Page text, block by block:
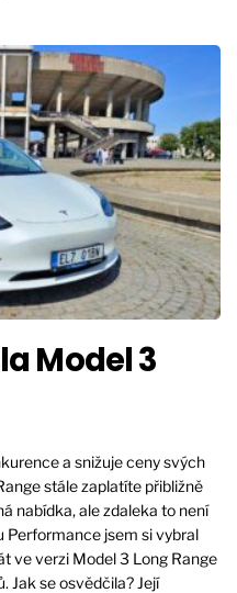
Model 3
a snižuje ceny svých
stále zaplatíte přibližně
nabídka, ale zdaleka to není
Performance jsem si vybral
ve verzi Model 3 Long Range
Jak se osvědčila? Její